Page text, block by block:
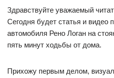
Здравствуйте уважаемый
Сегодня будет статья и видео
автомобиля Рено Логан на
пять минут ходьбы от дома.
Прихожу первым делом,